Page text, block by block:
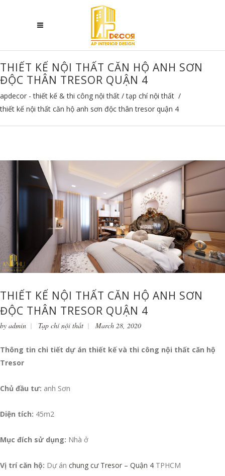
THIẾT KẾ NỘI THẤT CĂN HỘ ANH SƠN
ĐỘC THÂN TRESOR QUẬN 4
apdecor - thiết kế & thi công nội thất /tạp chí nội thất /
thiết kế nội thất căn hộ anh sơn độc thân tresor quận 4
THIẾT KẾ NỘI THẤT CĂN HỘ ANH SƠN
ĐỘC THÂN TRESOR QUẬN 4
by admin Tạp chí nội thất March 28, 2020
Thông tin chi tiết dự án thiết kế và thi công nội thất căn hộ
Tresor
Chủ đầu tư: anh Sơn
Diện tích: 45m2
Mục đích sử dụng: Nhà ở
Vị trí căn hộ: Dự án chung cư Tresor – Quận 4 TPHCM